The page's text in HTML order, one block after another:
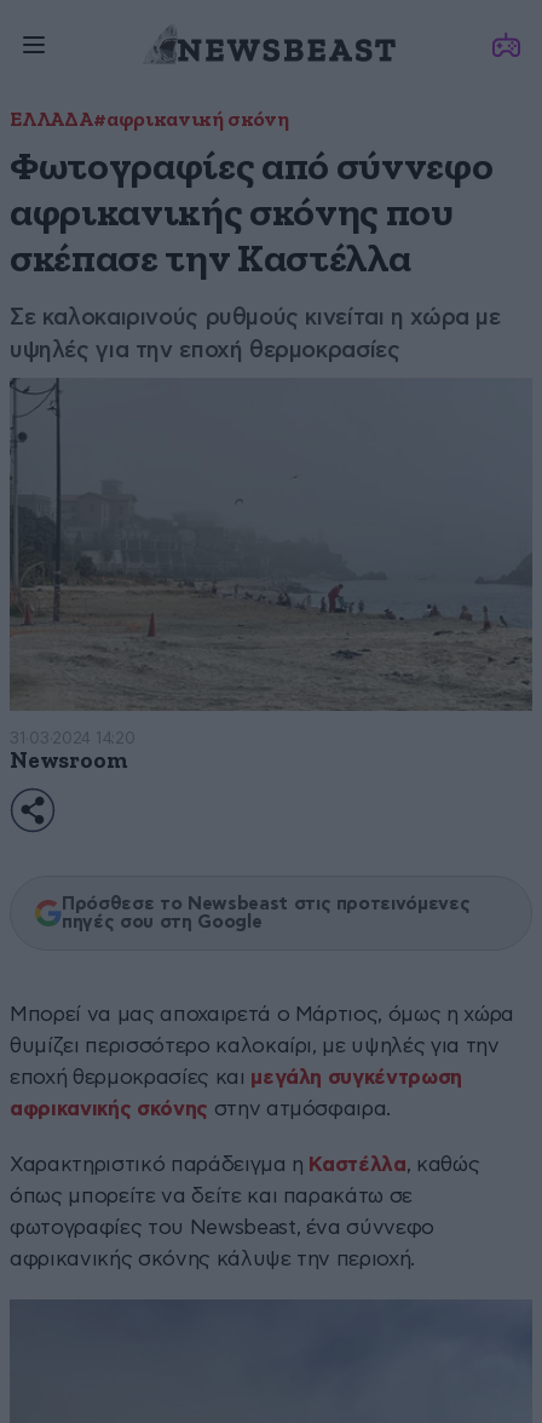
ΕΛΛΑΔΑ#αφρικανική σκόνη
Φωτογραφίες από σύννεφο
αφρικανικής σκόνης που
σκέπασε την Καστέλλα
Σε καλοκαιρινούς ρυθμούς κινείται η χώρα με
υψηλές για την εποχή θερμοκρασίες
31·03·2024 14:20
Newsroom
Πρόσθεσε το Newsbeast στις προτεινόμενες
πηγές σου στη Google
Μπορεί να μας αποχαιρετά ο Μάρτιος, όμως η χώρα
θυμίζει περισσότερο καλοκαίρι, με υψηλές για την
εποχή θερμοκρασίες και μεγάλη συγκέντρωση
αφρικανικής σκόνης στην ατμόσφαιρα.
Χαρακτηριστικό παράδειγμα η Καστέλλα, καθώς
όπως μπορείτε να δείτε και παρακάτω σε
φωτογραφίες του Newsbeast, ένα σύννεφο
αφρικανικής σκόνης κάλυψε την περιοχή.